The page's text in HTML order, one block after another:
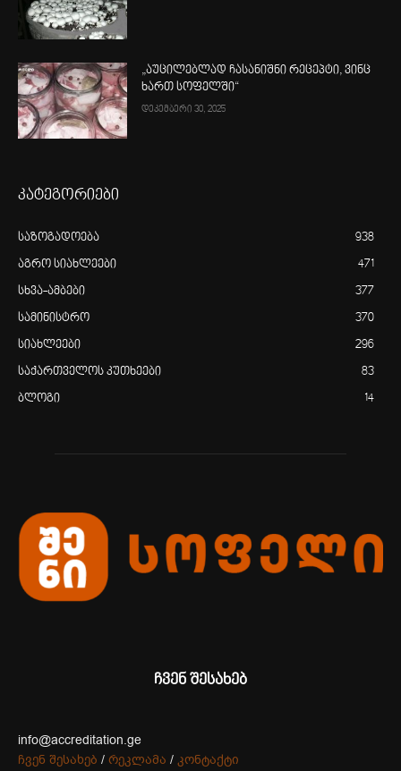
„აუცილებლად ჩასანიშნი რეცეპტი, ვინც
ხართ სოფელში“
დეკემბერი 30, 2025
კატეგორიები
საზოგადოება 938
აგრო სიახლეები 471
სხვა-ამბები 377
სამინისტრო 370
სიახლეები 296
საქართველოს კუთხეები 83
ბლოგი 14
ჩვენ შესახებ
info@accreditation.ge
ჩვენ შესახებ / რეკლამა / კონტაქტი